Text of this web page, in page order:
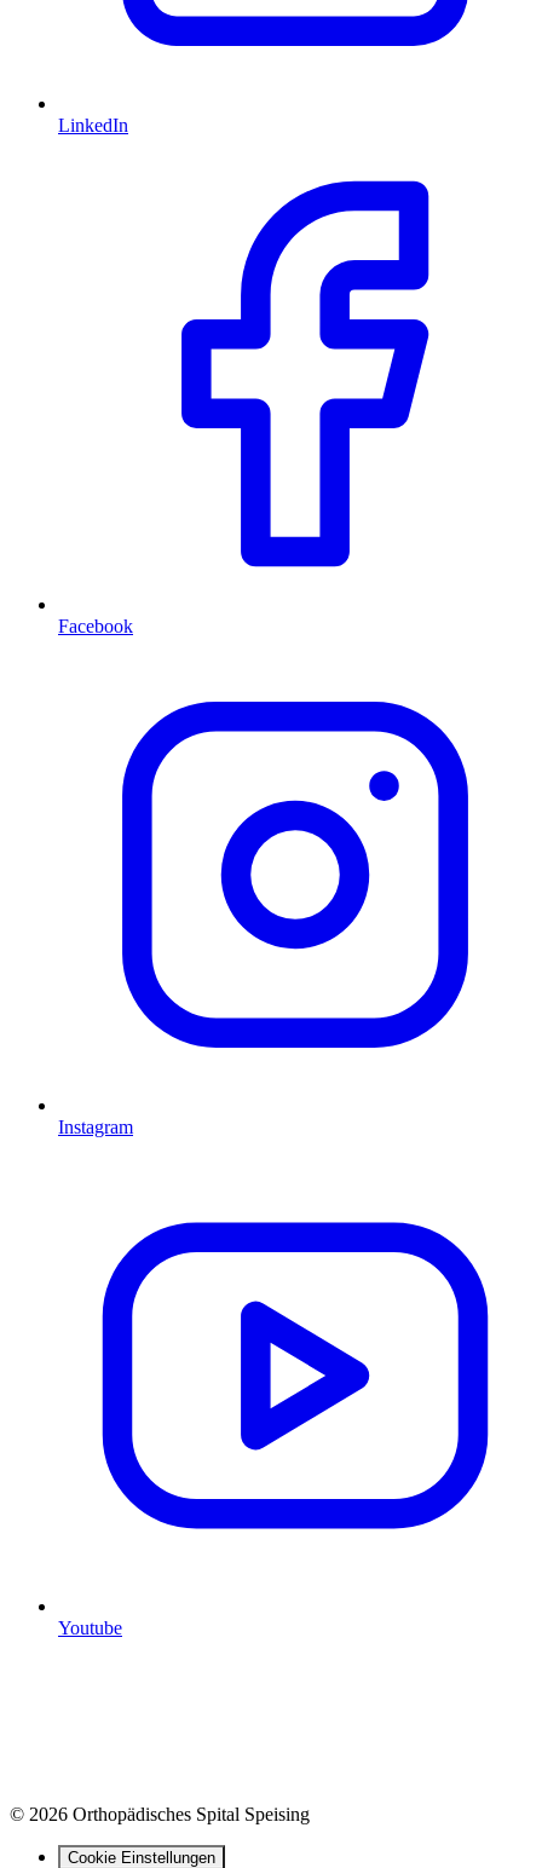
LinkedIn
Facebook
Instagram
Youtube
© 2026 Orthopädisches Spital Speising
Cookie Einstellungen